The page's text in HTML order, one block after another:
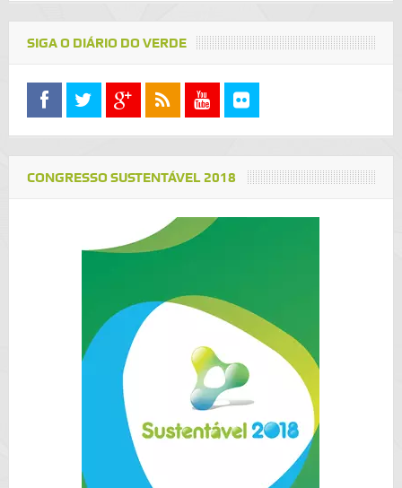
SIGA O DIÁRIO DO VERDE
CONGRESSO SUSTENTÁVEL 2018